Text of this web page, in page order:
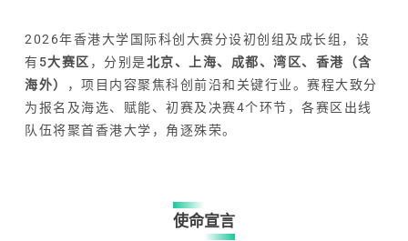
2026年香港大学国际科创大赛分设初创组及成长组，设
有5大赛区 ，分别是北京、上海、成都、湾区、香港（含
海外）
，项目内容聚焦科创前沿和关键行业。赛程大致分
为报名及海选、赋能、初赛及决赛4个环节，各赛区出线
队伍将聚首香港大学，角逐殊荣。
使命宣言